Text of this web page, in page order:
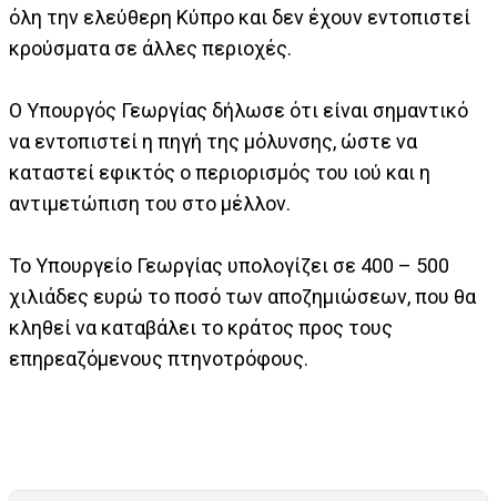
όλη την ελεύθερη Κύπρο και δεν έχουν εντοπιστεί
κρούσματα σε άλλες περιοχές.
Ο Υπουργός Γεωργίας δήλωσε ότι είναι σημαντικό
να εντοπιστεί η πηγή της μόλυνσης, ώστε να
καταστεί εφικτός ο περιορισμός του ιού και η
αντιμετώπιση του στο μέλλον.
Το Υπουργείο Γεωργίας υπολογίζει σε 400 – 500
χιλιάδες ευρώ το ποσό των αποζημιώσεων, που θα
κληθεί να καταβάλει το κράτος προς τους
επηρεαζόμενους πτηνοτρόφους.